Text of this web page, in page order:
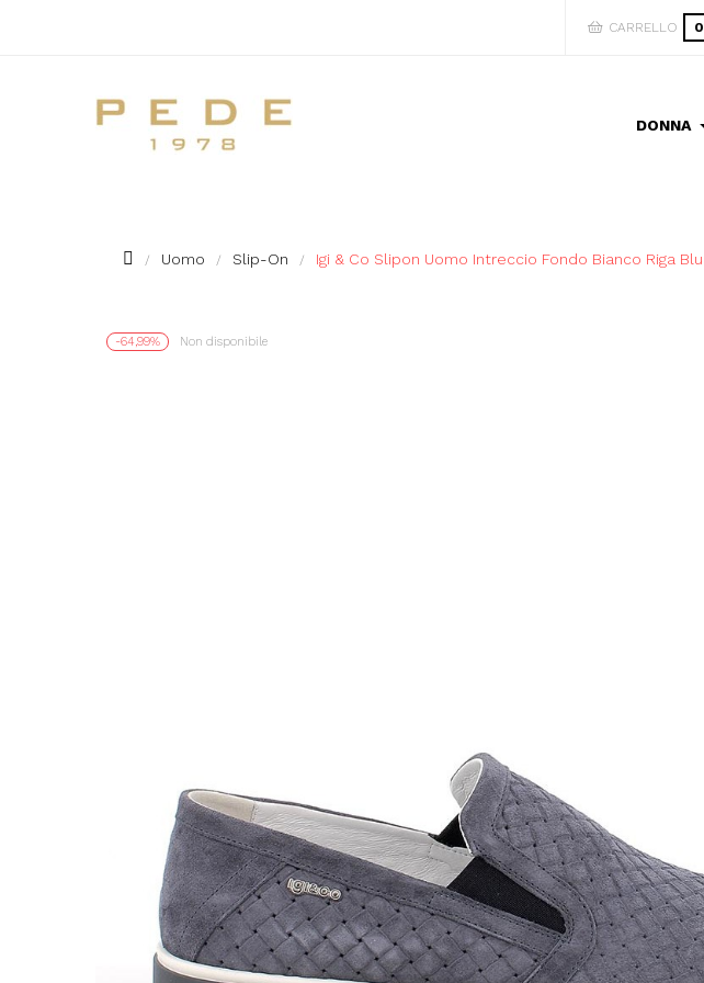
CARRELLO 0
DONNA
Uomo Slip-On Igi & Co Slipon Uomo Intreccio Fondo Bianco Riga Blu
-64,99% Non disponibile